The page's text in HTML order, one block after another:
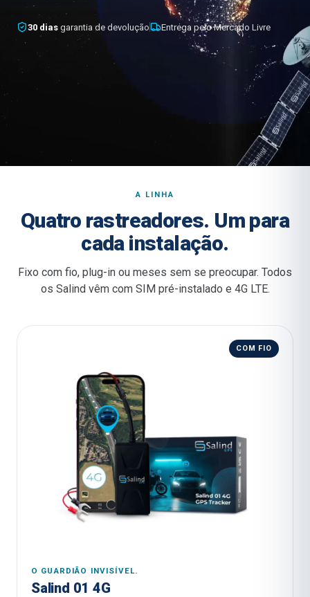
30 dias garantia de devolução Entrega pelo Mercado Livre
A LINHA
Quatro rastreadores. Um para
cada instalação.
Fixo com fio, plug-in ou meses sem se preocupar. Todos
os Salind vêm com SIM pré-instalado e 4G LTE.
COM FIO
O GUARDIÃO INVISÍVEL.
Salind 01 4G